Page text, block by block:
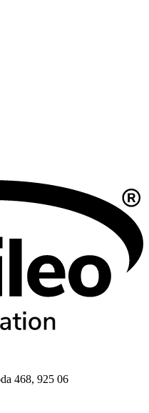
468, 925 06